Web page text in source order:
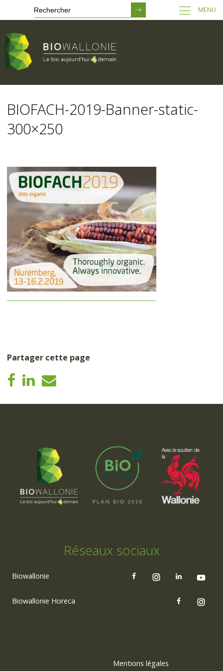
contenu
principal
MENU
BIOFACH-2019-Banner-static-
300×250
Partager cette page
Réseaux sociaux
Biowallonie
Biowallonie Horeca
Mentions légales